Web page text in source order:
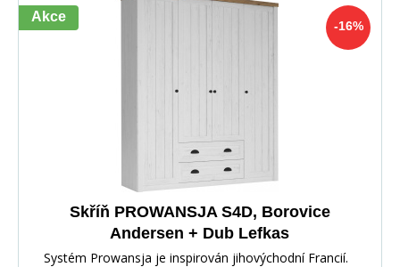
-16%
Akce
Skříň PROWANSJA S4D, Borovice
Andersen + Dub Lefkas
Systém Prowansja je inspirován jihovýchodní Francií.